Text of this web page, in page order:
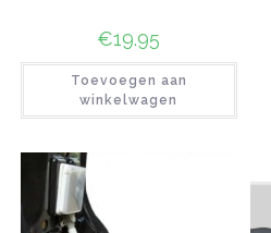
€19.95
Toevoegen aan
winkelwagen